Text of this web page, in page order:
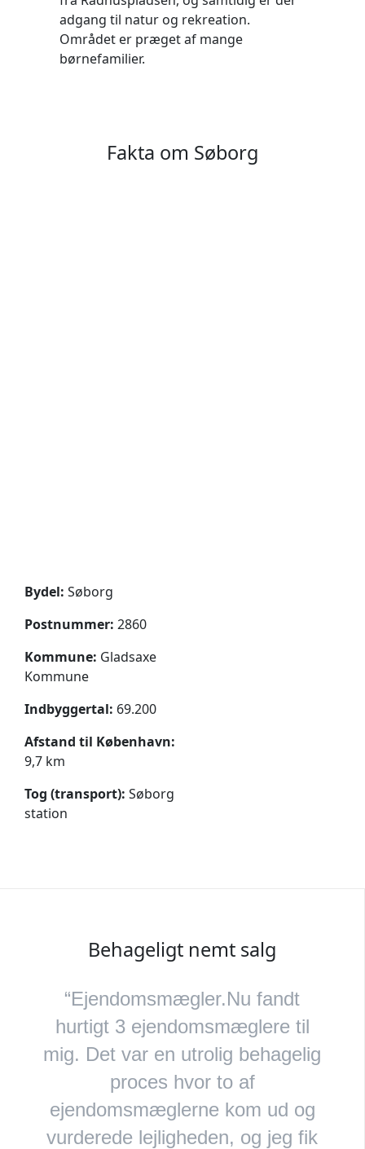
adgang til natur og rekreation.
Området er præget af mange
børnefamilier.
Fakta om Søborg
Bydel: Søborg
Postnummer: 2860
Kommune: Gladsaxe
Kommune
Indbyggertal: 69.200
Afstand til København:
9,7 km
Tog (transport): Søborg
station
Behageligt nemt salg
“Ejendomsmægler.Nu fandt
hurtigt 3 ejendomsmæglere til
mig. Det var en utrolig behagelig
proces hvor to af
ejendomsmæglerne kom ud og
vurderede lejligheden, og jeg fik